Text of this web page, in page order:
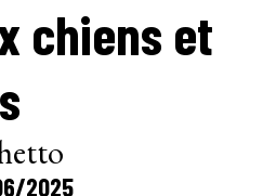
articles
chiens et
2025